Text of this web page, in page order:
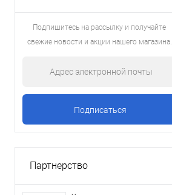
Подпишитесь на рассылку и получайте
свежие новости и акции нашего магазина.
Партнерство